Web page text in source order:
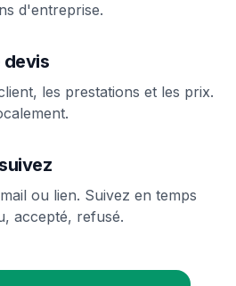
d'entreprise.
devis
les prestations et les prix.
ou lien. Suivez en temps
accepté, refusé.